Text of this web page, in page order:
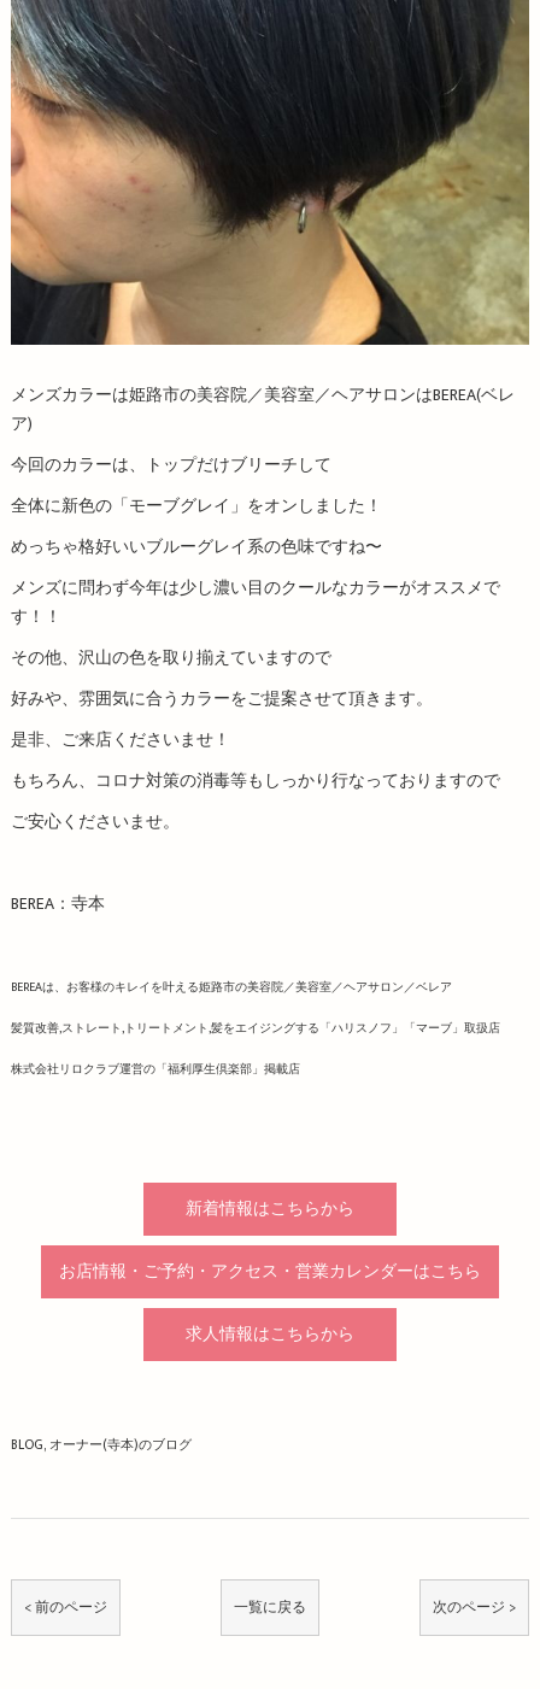
メンズカラーは姫路市の美容院／美容室／ヘアサロンはBEREA(ベレ
ア)
今回のカラーは、トップだけブリーチして
全体に新色の「モーブグレイ」をオンしました！
めっちゃ格好いいブルーグレイ系の色味ですね〜
メンズに問わず今年は少し濃い目のクールなカラーがオススメで
す！！
その他、沢山の色を取り揃えていますので
好みや、雰囲気に合うカラーをご提案させて頂きます。
是非、ご来店くださいませ！
もちろん、コロナ対策の消毒等もしっかり行なっておりますので
ご安心くださいませ。
BEREA：寺本
BEREAは、お客様のキレイを叶える姫路市の美容院／美容室／ヘアサロン／ベレア
髪質改善,ストレート,トリートメント,髪をエイジングする「ハリスノフ」「マーブ」取扱店
株式会社リロクラブ運営の「福利厚生倶楽部」掲載店
新着情報はこちらから
お店情報・ご予約・アクセス・営業カレンダーはこちら
求人情報はこちらから
BLOG オーナー(寺本)のブログ
< 前のページ 一覧に戻る 次のページ >